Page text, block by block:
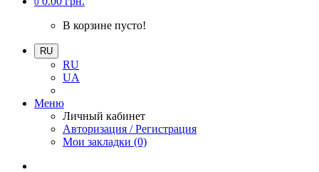
В корзине пусто!
RU
RU
UA
Меню
Личный кабинет
Авторизация / Регистрация
Мои закладки (0)